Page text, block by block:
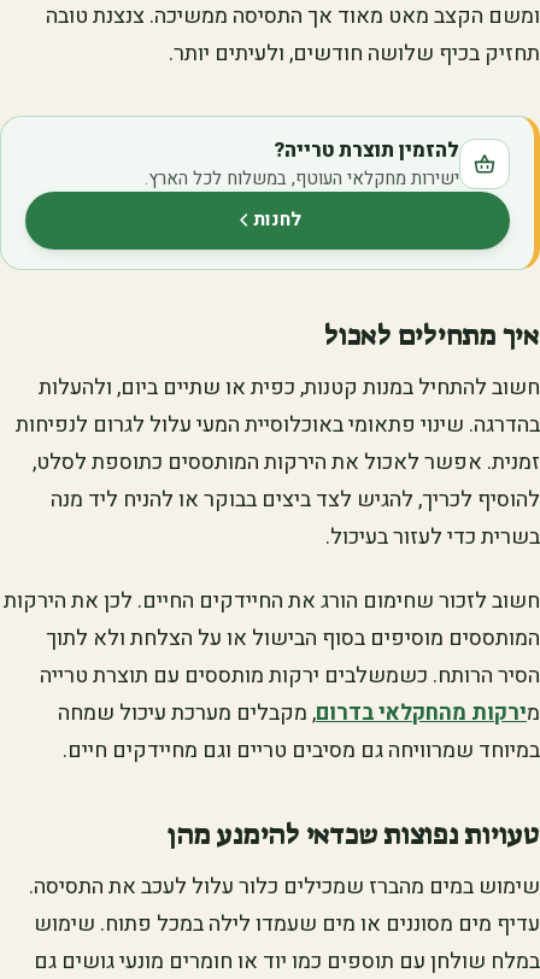
ומשם הקצב מאט מאוד אך התסיסה ממשיכה. צנצנת טובה
תחזיק בכיף שלושה חודשים, ולעיתים יותר.
להזמין תוצרת טרייה?
ישירות מחקלאי העוטף, במשלוח לכל הארץ.
לחנות(נפתח בלשונית חדשה)
איך מתחילים לאכול
חשוב להתחיל במנות קטנות, כפית או שתיים ביום, ולהעלות
בהדרגה. שינוי פתאומי באוכלוסיית המעי עלול לגרום לנפיחות
זמנית. אפשר לאכול את הירקות המותססים כתוספת לסלט,
להוסיף לכריך, להגיש לצד ביצים בבוקר או להניח ליד מנה
בשרית כדי לעזור בעיכול.
חשוב לזכור שחימום הורג את החיידקים החיים. לכן את הירקות
המותססים מוסיפים בסוף הבישול או על הצלחת ולא לתוך
הסיר הרותח. כשמשלבים ירקות מותססים עם תוצרת טרייה
מירקות מהחקלאי בדרום, מקבלים מערכת עיכול שמחה
במיוחד שמרוויחה גם מסיבים טריים וגם מחיידקים חיים.
טעויות נפוצות שכדאי להימנע מהן
שימוש במים מהברז שמכילים כלור עלול לעכב את התסיסה.
עדיף מים מסוננים או מים שעמדו לילה במכל פתוח. שימוש
במלח שולחן עם תוספים כמו יוד או חומרים מונעי גושים גם